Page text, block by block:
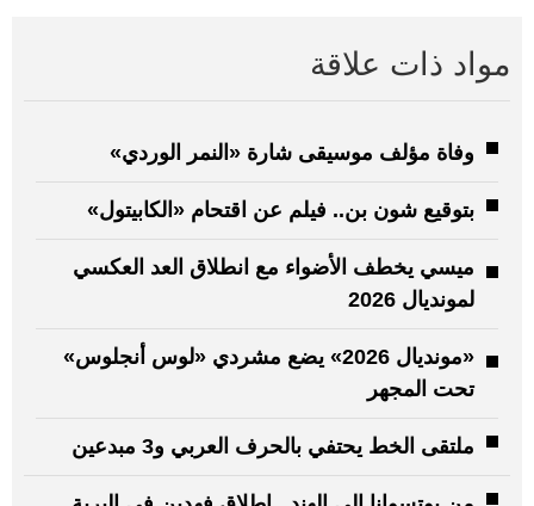
مواد ذات علاقة
وفاة مؤلف موسيقى شارة «النمر الوردي»
بتوقيع شون بن.. فيلم عن اقتحام «الكابيتول»
ميسي يخطف الأضواء مع انطلاق العد العكسي
لمونديال 2026
«مونديال 2026» يضع مشردي «لوس أنجلوس»
تحت المجهر
ملتقى الخط يحتفي بالحرف العربي و3 مبدعين